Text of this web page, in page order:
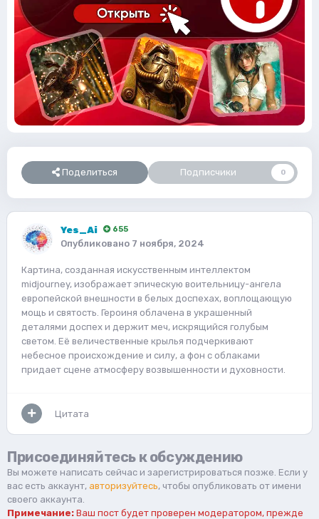
Поделиться Подписчики 0
Yes_Ai 655
Опубликовано 7 ноября, 2024
Картина, созданная искусственным интеллектом
midjourney, изображает эпическую воительницу-ангела
европейской внешности в белых доспехах, воплощающую
мощь и святость. Героиня облачена в украшенный
деталями доспех и держит меч, искрящийся голубым
светом. Её величественные крылья подчеркивают
небесное происхождение и силу, а фон с облаками
придает сцене атмосферу возвышенности и духовности.
Цитата
Присоединяйтесь к обсуждению
Вы можете написать сейчас и зарегистрироваться позже. Если у
вас есть аккаунт, авторизуйтесь, чтобы опубликовать от имени
своего аккаунта.
Примечание: Ваш пост будет проверен модератором, прежде